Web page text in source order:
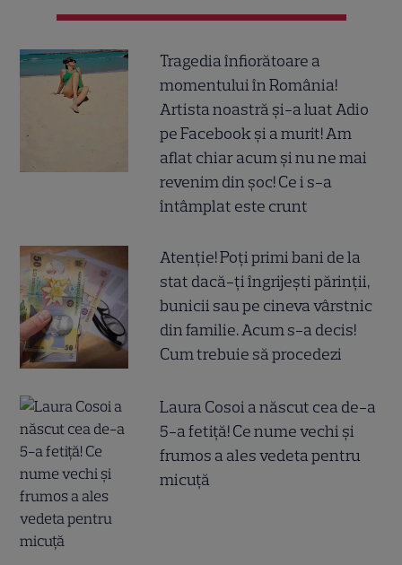
Tragedia înfiorătoare a
momentului în România!
Artista noastră și-a luat Adio
pe Facebook și a murit! Am
aflat chiar acum și nu ne mai
revenim din șoc! Ce i s-a
întâmplat este crunt
Atenție! Poți primi bani de la
stat dacă-ți îngrijești părinții,
bunicii sau pe cineva vârstnic
din familie. Acum s-a decis!
Cum trebuie să procedezi
Laura Cosoi a născut cea de-a
5-a fetiță! Ce nume vechi și
frumos a ales vedeta pentru
micuță